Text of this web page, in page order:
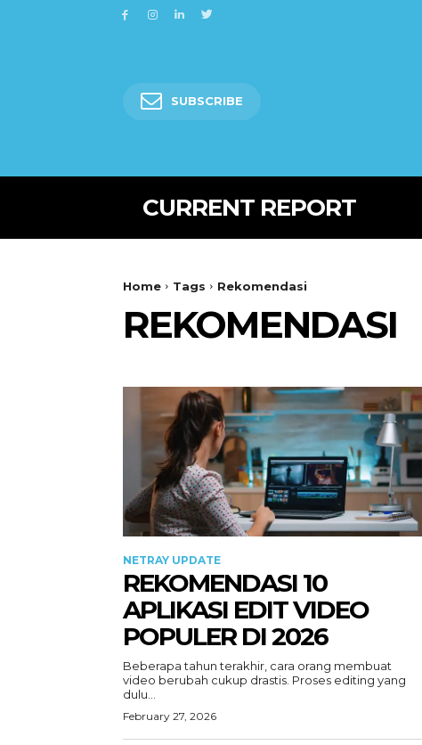
SUBSCRIBE
CURRENT REPORT
Home Tags Rekomendasi
REKOMENDASI
NETRAY UPDATE
REKOMENDASI 10
APLIKASI EDIT VIDEO
POPULER DI 2026
Beberapa tahun terakhir, cara orang membuat
video berubah cukup drastis. Proses editing yang
dulu...
February 27, 2026